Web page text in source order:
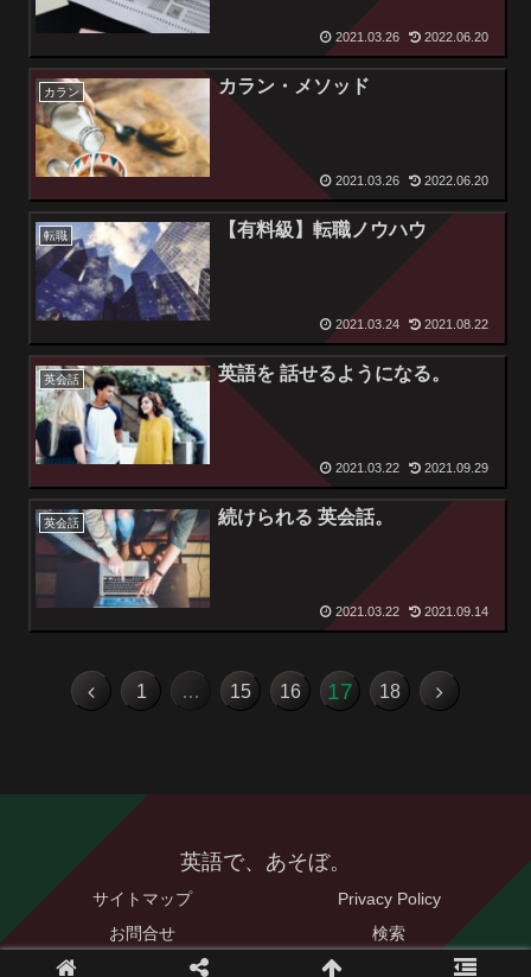
2021.03.26 2022.06.20
カラン カラン・メソッド
2021.03.26 2022.06.20
転職 【有料級】転職ノウハウ
2021.03.24 2021.08.22
英会話 英語を 話せるようになる。
2021.03.22 2021.09.29
英会話 続けられる 英会話。
2021.03.22 2021.09.14
1 … 15 16 17 18
英語で、あそぼ。
サイトマップ
Privacy Policy
お問合せ
検索